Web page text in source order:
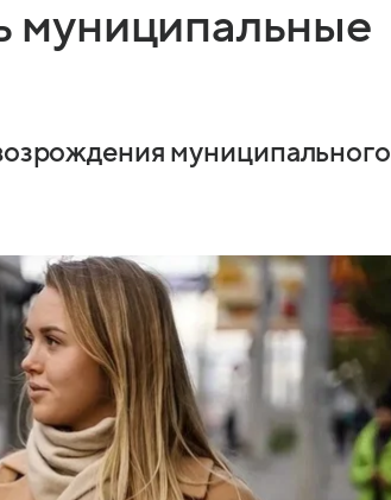
муниципальные
муниципального